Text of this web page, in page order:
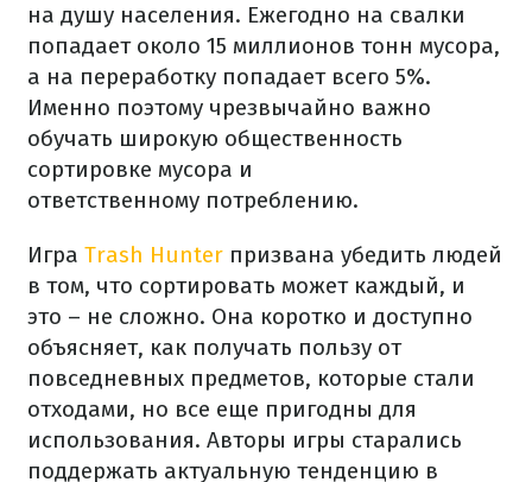
на душу населения. Ежегодно на свалки
попадает около 15 миллионов тонн мусора,
а на переработку попадает всего 5%.
Именно поэтому чрезвычайно важно
обучать широкую общественность
сортировке мусора и
ответственному потреблению.
Игра Trash Hunter призвана убедить людей
в том, что сортировать может каждый, и
это – не сложно. Она коротко и доступно
объясняет, как получать пользу от
повседневных предметов, которые стали
отходами, но все еще пригодны для
использования. Авторы игры старались
поддержать актуальную тенденцию в